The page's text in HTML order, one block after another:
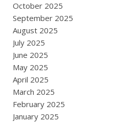
October 2025
September 2025
August 2025
July 2025
June 2025
May 2025
April 2025
March 2025
February 2025
January 2025